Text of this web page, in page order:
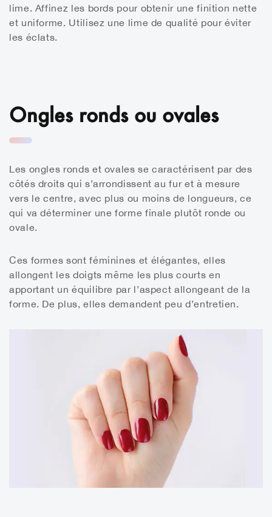
lime. Affinez les bords pour obtenir une finition nette
et uniforme. Utilisez une lime de qualité pour éviter
les éclats.
Ongles ronds ou ovales
Les ongles ronds et ovales se caractérisent par des
côtés droits qui s’arrondissent au fur et à mesure
vers le centre, avec plus ou moins de longueurs, ce
qui va déterminer une forme finale plutôt ronde ou
ovale.
Ces formes sont féminines et élégantes, elles
allongent les doigts même les plus courts en
apportant un équilibre par l’aspect allongeant de la
forme. De plus, elles demandent peu d’entretien.